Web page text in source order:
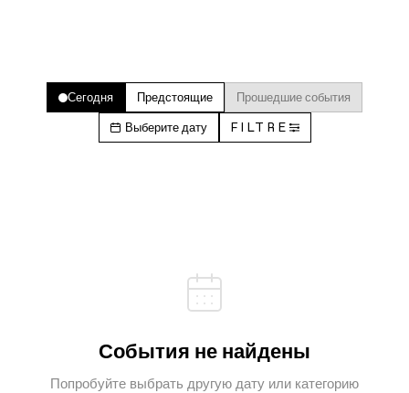
Сегодня Предстоящие Прошедшие события
Выберите дату FILTRE
События не найдены
Попробуйте выбрать другую дату или категорию